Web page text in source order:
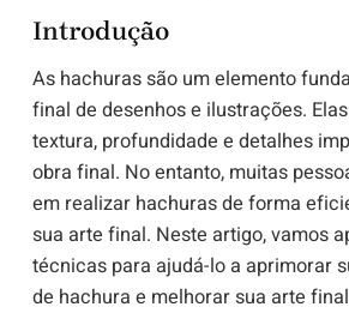
Introdução
As hachuras são um elemento
final de desenhos e ilustrações.
textura, profundidade e detalhes
obra final. No entanto, muitas
em realizar hachuras de forma
sua arte final. Neste artigo, vamos
técnicas para ajudá-lo a aprimorar
de hachura e melhorar sua arte